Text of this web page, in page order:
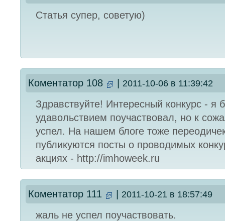
Статья супер, советую)
Коментатор 108 2011-10-06 в 11:39:42
Здравствуйте! Интересный конкурс - я
удавольствием поучаствовал, но к
успел. На нашем блоге тоже
публикуются посты о проводимых
акциях - http://imhoweek.ru
Коментатор 111 2011-10-21 в 18:57:49
жаль не успел поучаствовать.